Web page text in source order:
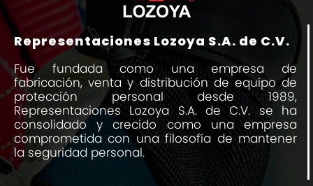
Representaciones Lozoya S.A. de C.V.
Fue fundada como una empresa de
fabricación, venta y distribución de equipo de
protección personal desde 1989,
Representaciones Lozoya S.A. de C.V. se ha
consolidado y crecido como una empresa
comprometida con una filosofía de mantener
la seguridad personal.